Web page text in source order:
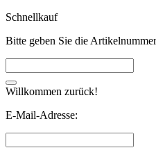
Schnellkauf
Bitte geben Sie die
Willkommen zurück!
E-Mail-Adresse: